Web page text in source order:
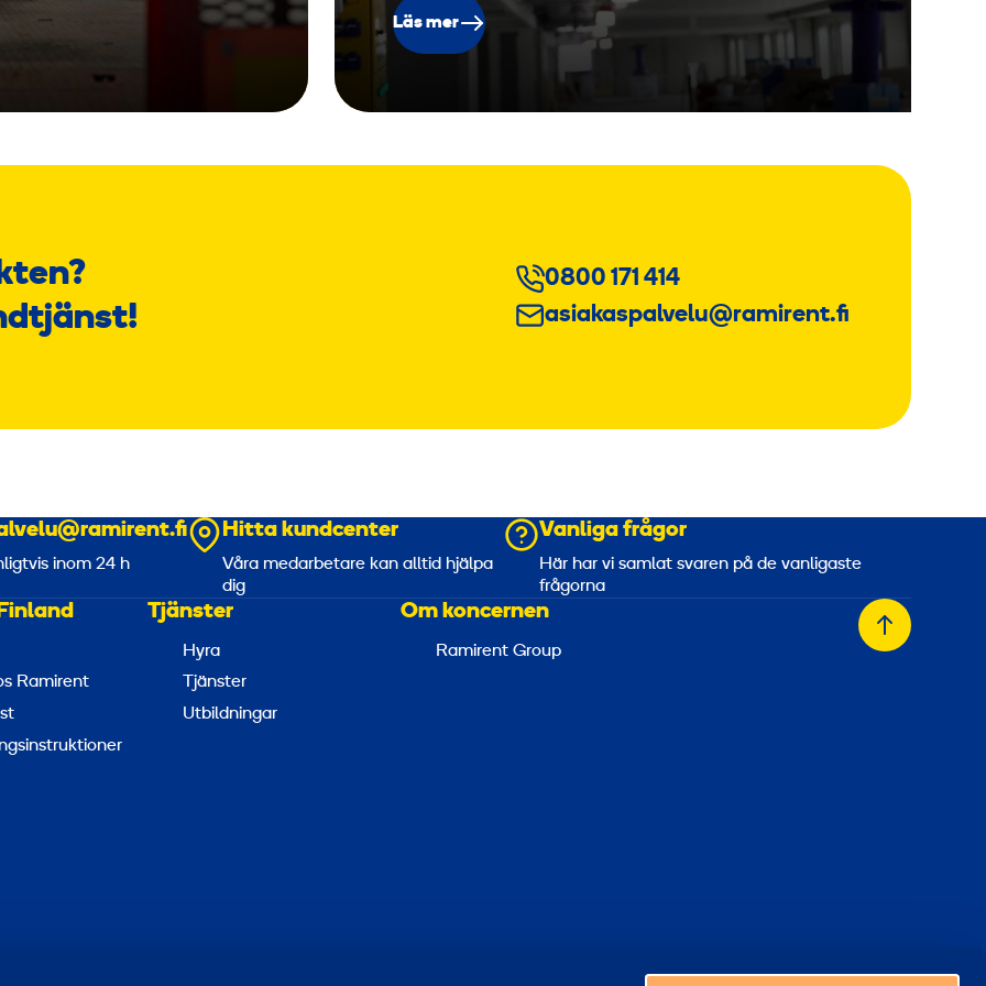
Läs mer
0800 171 414
asiakaspalvelu@ramirent.fi
inom 24 h
Hitta kundcenter
Våra medarbetare kan alltid hjälpa
dig
Vanliga frågor
Här har vi samlat svaren på de vanligaste
frågorna
Ramirent
Tjänster
Hyra
Tjänster
Utbildningar
Om koncernen
Ramirent Group
Tillbaka